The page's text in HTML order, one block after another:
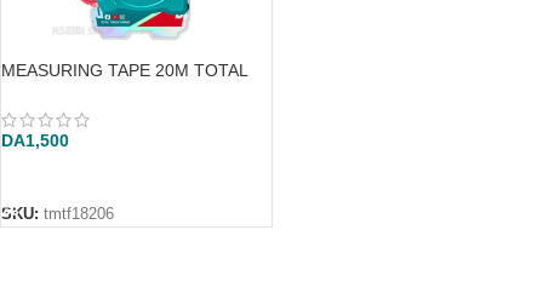
MEASURING TAPE 20M TOTAL
DA1,500
SKU: tmtf18206